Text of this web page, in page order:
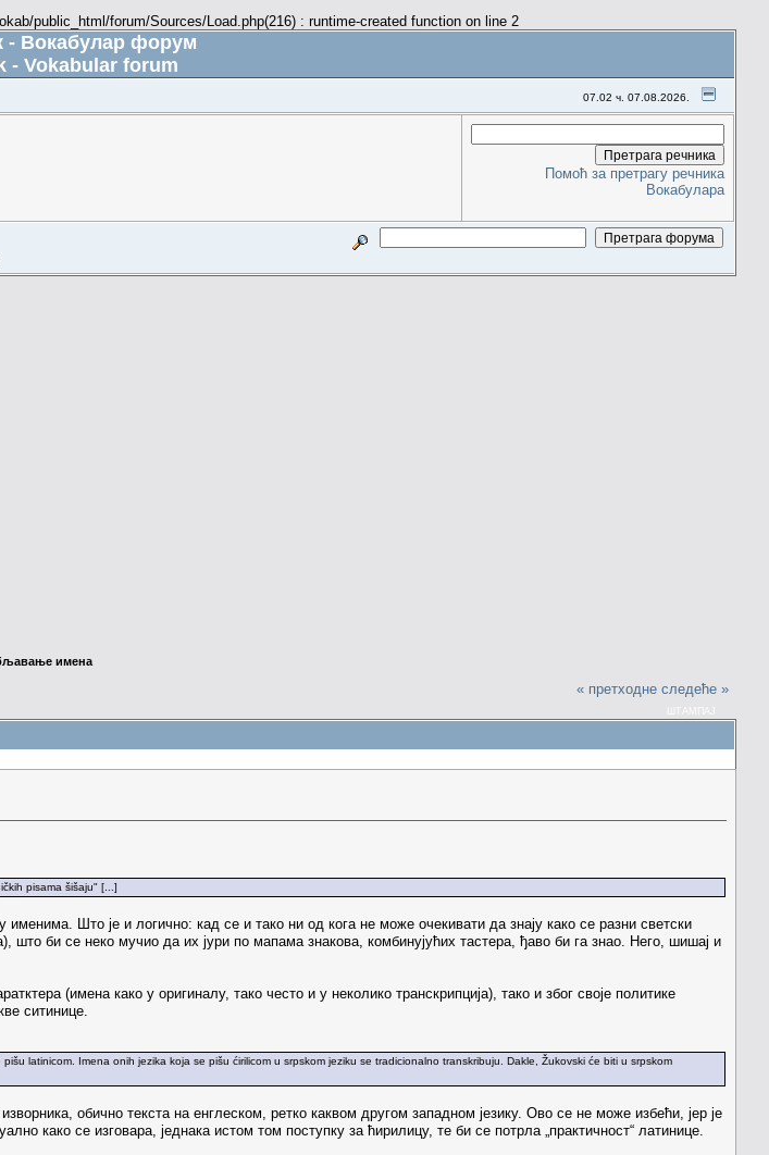
public_html/forum/Sources/Load.php(216) : runtime-created function on line 2
- Вокабулар форум
- Vokabular forum
07.02 ч. 07.08.2026.
Помоћ за претрагу речника
Вокабулара
имена
« претходне следеће »
pisama šišaju" [...]
именима. Што је и логично: кад се и тако ни од кога не може очекивати да знају како се разни светски
што би се неко мучио да их јури по мапама знакова, комбинујућих тастера, ђаво би га знао. Него, шишај и
(имена како у оригиналу, тако често и у неколико транскрипција), тако и због своје политике
ситинице.
latinicom. Imena onih jezika koja se pišu ćirilicom u srpskom jeziku se tradicionalno transkribuju. Dakle, Žukovski će biti u srpskom
обично текста на енглеском, ретко каквом другом западном језику. Ово се не може избећи, јер је
како се изговара, једнака истом том поступку за ћирилицу, те би се потрла „практичност“ латинице.